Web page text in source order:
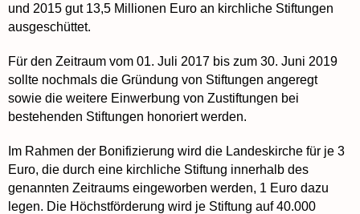
und 2015 gut 13,5 Millionen Euro an kirchliche Stiftungen
ausgeschüttet.
Für den Zeitraum vom 01. Juli 2017 bis zum 30. Juni 2019
sollte nochmals die Gründung von Stiftungen angeregt
sowie die weitere Einwerbung von Zustiftungen bei
bestehenden Stiftungen honoriert werden.
Im Rahmen der Bonifizierung wird die Landeskirche für je 3
Euro, die durch eine kirchliche Stiftung innerhalb des
genannten Zeitraums eingeworben werden, 1 Euro dazu
legen. Die Höchstförderung wird je Stiftung auf 40.000